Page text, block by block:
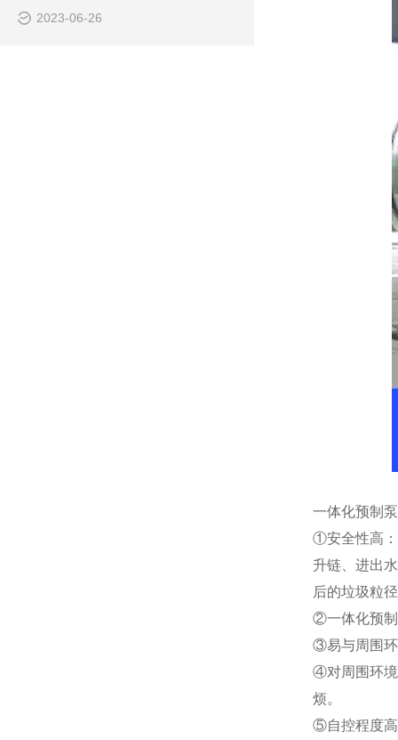
2023-06-26
一体化预制
①安全性高：
升链、进出
后的垃圾粒
②一体化预制
③易与周围环
④对周围环境
烦。
⑤自控程度高